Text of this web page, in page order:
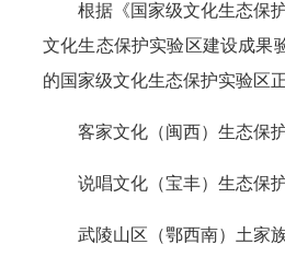
根据《国家级文化生态保
文化生态保护实验区建设成果
的国家级文化生态保护实验区
客家文化（闽西）生态保
说唱文化（宝丰）生态保
武陵山区（鄂西南）土家